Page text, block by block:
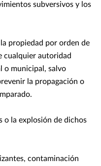
subversivos y los
propiedad por orden de
cualquier autoridad
o municipal, salvo
la propagación o
o la explosión de dichos
contaminación